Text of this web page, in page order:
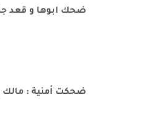
ضحك ابوها و قعد
ضحكت أمنية : مالك